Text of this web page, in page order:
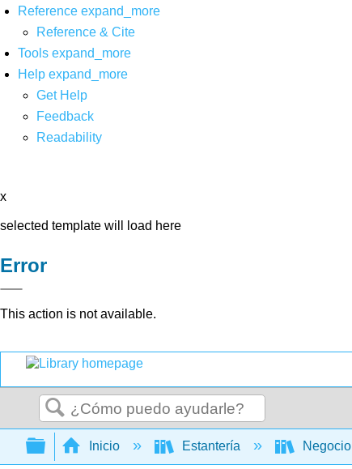
Reference expand_more
Reference & Cite
Tools expand_more
Help expand_more
Get Help
Feedback
Readability
x
selected template will load here
Error
This action is not available.
Buscar
Expandir/contraer jerarquía global
Inicio Estantería Negocio